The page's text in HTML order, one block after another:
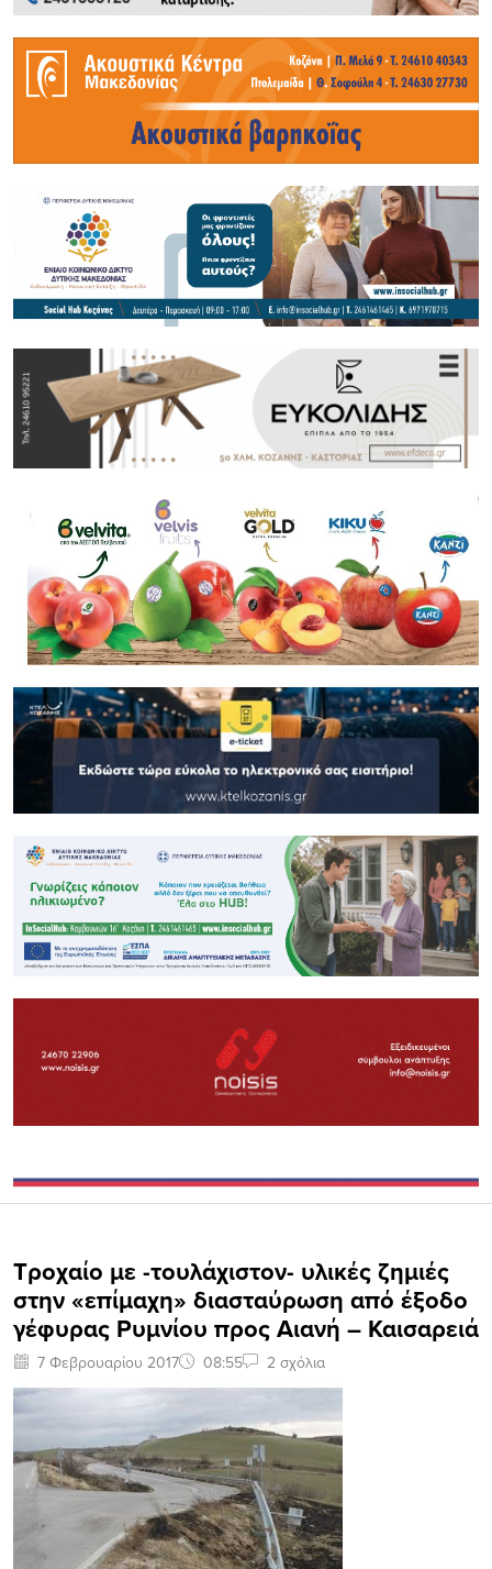
Τροχαίο με -τουλάχιστον- υλικές ζημιές
στην «επίμαχη» διασταύρωση από έξοδο
γέφυρας Ρυμνίου προς Αιανή – Καισαρειά
7 Φεβρουαρίου 2017 08:55 2 σχόλια